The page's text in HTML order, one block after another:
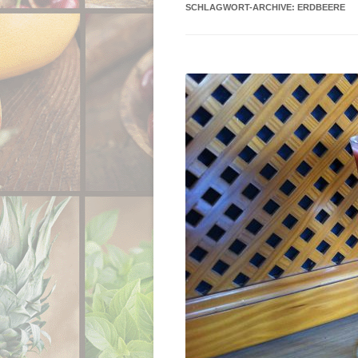
SCHLAGWORT-ARCHIVE: ERDBEERE